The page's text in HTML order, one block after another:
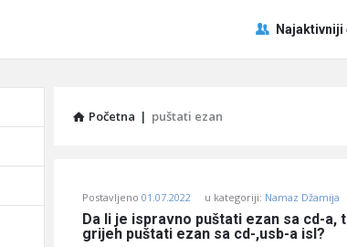
Pitaj
Učene
Najaktivniji
Početna | puštati ezan
Učene
Postavljeno 01.07.2022 u kategoriji: Namaz Džamija
Da li je ispravno puštati ezan sa cd-
grijeh puštati ezan sa cd-,usb-a isl?